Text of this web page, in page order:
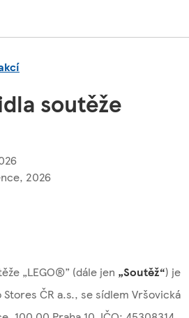
soutěže
2026
„LEGO®” (dále jen „Soutěž“) je
ČR a.s., se sídlem Vršovická